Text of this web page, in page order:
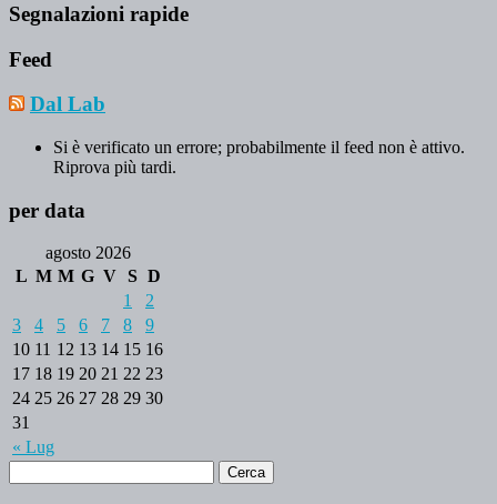
Segnalazioni rapide
Feed
Dal Lab
Si è verificato un errore; probabilmente il feed non è attivo.
Riprova più tardi.
per data
agosto 2026
L M M G V S D
« Lug
1
2
3
4 5 6 7 8
9
10 11 12 13 14 15 16
17 18 19 20 21 22 23
24 25 26 27 28 29 30
31